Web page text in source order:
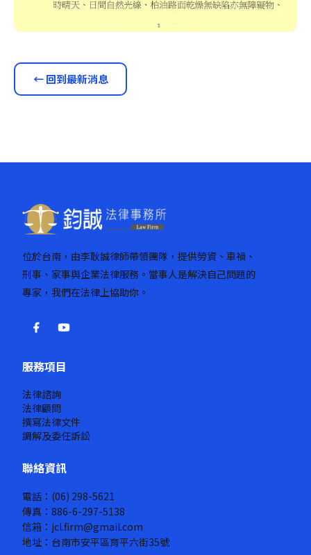
← 回到最新消息
位於台南，由李耿誠律師帶領團隊，提供勞資、車禍、
刑事、家事與企業法律服務。當事人是解決自己問題的
專家，我們在法律上協助你。
服務項目
法律諮詢
法律顧問
撰寫法律文件
調解及委任訴訟
聯絡資訊
電話：(06) 298-5621
傳真：886-6-297-5138
信箱：jcl.firm@gmail.com
地址：台南市安平區育平六街35號